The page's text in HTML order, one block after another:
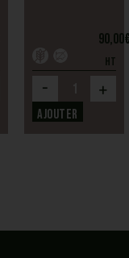
90,00
HT
- +
Ajouter